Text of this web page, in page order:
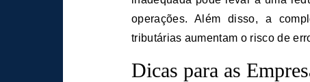
operações. Além disso, a
tributárias aumentam o risco de
Dicas para as